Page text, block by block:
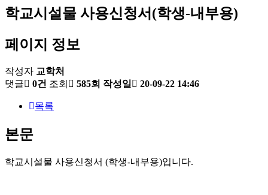
학교시설물 사용신청서(학생-내부용)
페이지 정보
작성자 교학처
댓글
0건 조회 585회 작성일 20-09-22 14:46
목록
본문
학교시설물 사용신청서 (학생-내부용)입니다.